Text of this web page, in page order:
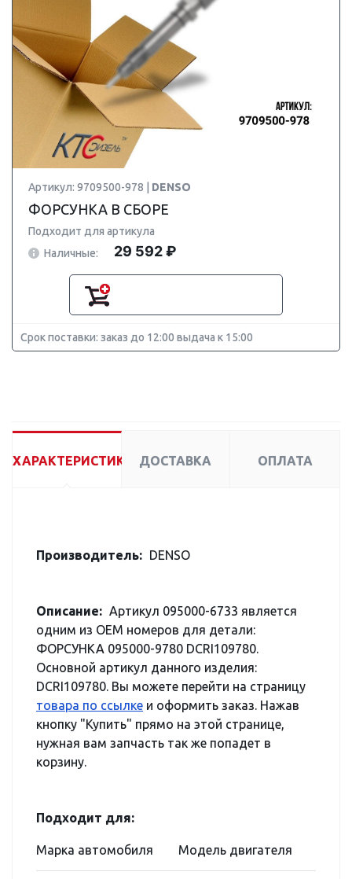
Артикул: 9709500-978 | DENSO
ФОРСУНКА В СБОРЕ
Подходит для артикула
Наличные:
29 592 ₽
Срок поставки: заказ до 12:00 выдача к 15:00
ХАРАКТЕРИСТИКИ ДОСТАВКА ОПЛАТА
Производитель: DENSO
Описание: Артикул 095000-6733 является
одним из OEM номеров для детали:
ФОРСУНКА 095000-9780 DCRI109780.
Основной артикул данного изделия:
DCRI109780. Вы можете перейти на страницу
товара по ссылке и оформить заказ. Нажав
кнопку "Купить" прямо на этой странице,
нужная вам запчасть так же попадет в
корзину.
Подходит для:
Марка автомобиля Модель двигателя